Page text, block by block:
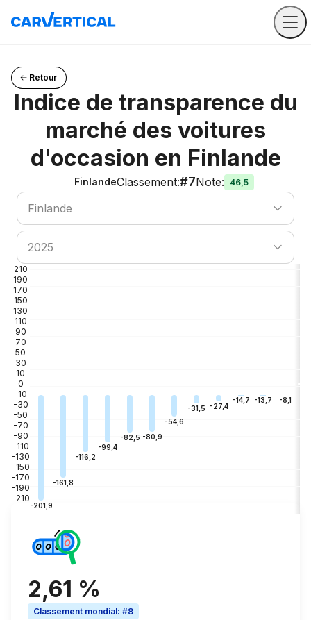
Retour
Indice de transparence du
marché des voitures
d'occasion en Finlande
FinlandeClassement:#7Note: 46,5
Rechercher un pays
Finlande
Rechercher un pays
2025
210
190
170
150
130
110
90
70
50
30
10
0
-10
-30
-50
-70
-90
-110
-130
-150
-170
-190
-210
-201,9
-161,8
-116,2
-99,4
-82,5 -80,9
-54,6
-31,5 -27,4
-14,7 -13,7 -8,1
2,61 %
Classement mondial: #8